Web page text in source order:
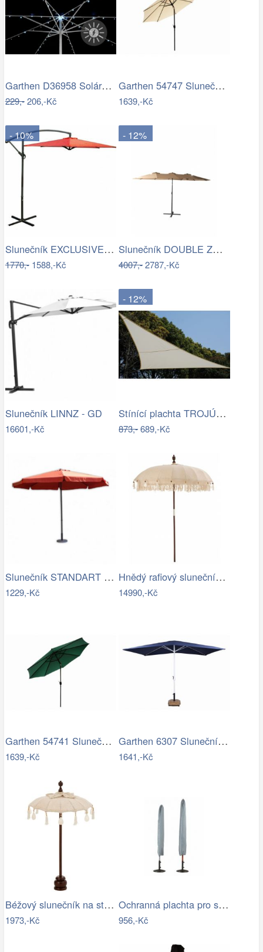
Garthen D36958 Solární blikající řetěz…
229,-206,-Kč
Garthen 54747 Slunečník 2,9 m sklopný -…
1639,-Kč
- 10%
Slunečník EXCLUSIVE boční ROJAPLAST
1770,-1588,-Kč
- 12%
Slunečník DOUBLE ZWU-307 ROJAPLAST
4007,-2787,-Kč
Slunečník LINNZ - GD
16601,-Kč
- 12%
Stínící plachta TROJÚHELNÍK Rojaplast
873,-689,-Kč
Slunečník STANDART Ø 300 cm ROJAPLAST
1229,-Kč
Hnědý rafiový slunečník s třásněmi…
14990,-Kč
Garthen 54741 Slunečník ø 290 cm -…
1639,-Kč
Garthen 6307 Slunečník obdélníkový 2x3…
1641,-Kč
Béžový slunečník na stůl s třásněmi a…
1973,-Kč
Ochranná plachta pro slunečníky - GD
956,-Kč